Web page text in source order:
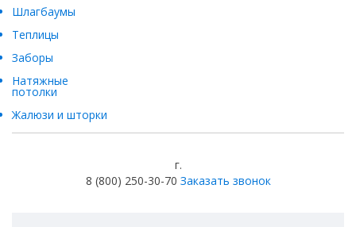
Шлагбаумы
Теплицы
Заборы
Натяжные
потолки
Жалюзи и шторки
г.
8 (800) 250-30-70 Заказать звонок